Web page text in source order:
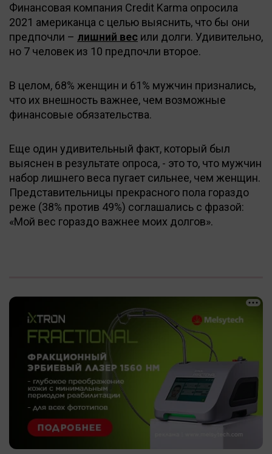
Финансовая компания Credit Karma опросила
2021 американца с целью выяснить, что бы они
предпочли – лишний вес или долги. Удивительно,
но 7 человек из 10 предпочли второе.
В целом, 68% женщин и 61% мужчин признались,
что их внешность важнее, чем возможные
финансовые обязательства.
Еще один удивительный факт, который был
выяснен в результате опроса, - это то, что мужчин
набор лишнего веса пугает сильнее, чем женщин.
Представительницы прекрасного пола гораздо
реже (38% против 49%) соглашались с фразой:
«Мой вес гораздо важнее моих долгов».